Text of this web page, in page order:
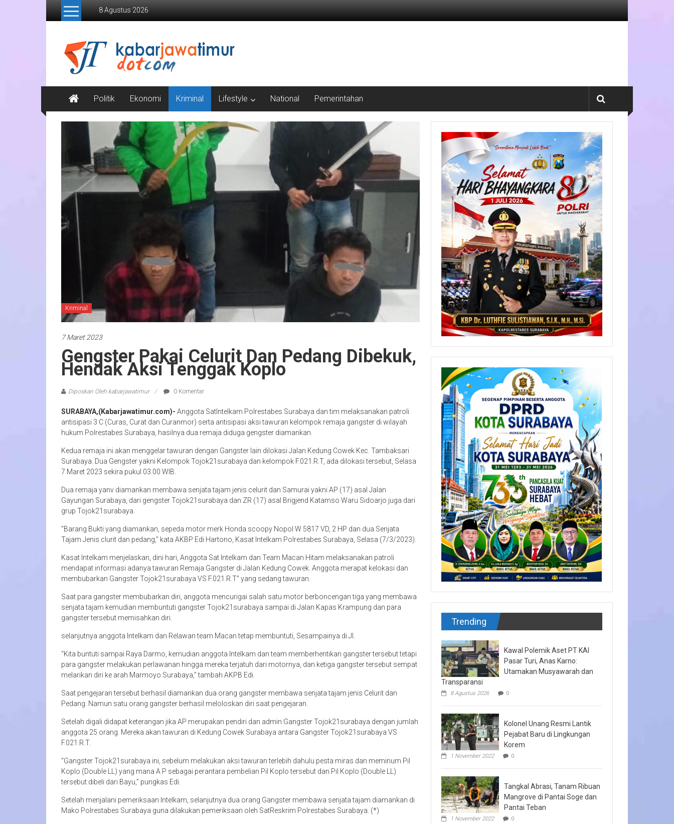
Lompat
8 Agustus 2026
Kabar
Jawa
Timur
Media
Online
Jawa
Politik Ekonomi Kriminal Lifestyle National Pemerintahan
Kriminal
7 Maret 2023
Gengster Pakai Celurit Dan Pedang Dibekuk,
Hendak Aksi Tenggak Koplo
Diposkan Oleh:kabarjawatimur 0 Komentar
SURABAYA,(Kabarjawatimur.com)- Anggota SatIntelkam Polrestabes Surabaya dan tim melaksanakan patroli
antisipasi 3 C (Curas, Curat dan Curanmor) serta antisipasi aksi tawuran kelompok remaja gangster di wilayah
hukum Polrestabes Surabaya, hasilnya dua remaja diduga gengster diamankan.
Kedua remaja ini akan menggelar tawuran dengan Gangster lain dilokasi Jalan Kedung Cowek Kec. Tambaksari
Surabaya. Dua Gengster yakni Kelompok Tojok21surabaya dan kelompok F.021.R.T, ada dilokasi tersebut, Selasa
7 Maret 2023 sekira pukul 03.00 WIB.
Dua remaja yanv diamankan membawa senjata tajam jenis celurit dan Samurai yakni AP (17) asal Jalan
Gayungan Surabaya, dari gengster Tojok21surabaya dan ZR (17) asal Brigjend Katamso Waru Sidoarjo juga dari
grup Tojok21surabaya.
“Barang Bukti yang diamankan, sepeda motor merk Honda scoopy Nopol W 5817 VD, 2 HP dan dua Senjata
Tajam Jenis clurit dan pedang,” kata AKBP Edi Hartono, Kasat Intelkam Polrestabes Surabaya, Selasa (7/3/2023).
Kasat Intelkam menjelaskan, dini hari, Anggota Sat Intelkam dan Team Macan Hitam melaksanakan patroli
mendapat informasi adanya tawuran Remaja Gangster di Jalan Kedung Cowek. Anggota merapat kelokasi dan
membubarkan Gangster Tojok21surabaya VS F.021.R.T” yang sedang tawuran.
Saat para gangster membubarkan diri, anggota mencurigai salah satu motor berboncengan tiga yang membawa
senjata tajam kemudian membuntuti gangster Tojok21surabaya sampai di Jalan Kapas Krampung dan para
gangster tersebut memisahkan diri.
selanjutnya anggota Intelkam dan Relawan team Macan tetap membuntuti, Sesampainya di Jl.
“Kita buntuti sampai Raya Darmo, kemudian anggota Intelkam dan team memberhentikan gangster tersebut tetapi
para gangster melakukan perlawanan hingga mereka terjatuh dari motornya, dan ketiga gangster tersebut sempat
melarikan diri ke arah Marmoyo Surabaya,” tambah AKPB Edi.
Saat pengejaran tersebut berhasil diamankan dua orang gangster membawa senjata tajam jenis Celurit dan
Pedang. Namun satu orang gangster berhasil meloloskan diri saat pengejaran.
Setelah digali didapat keterangan jika AP merupakan pendiri dan admin Gangster Tojok21surabaya dengan jumlah
anggota 25 orang. Mereka akan tawuran di Kedung Cowek Surabaya antara Gangster Tojok21surabaya VS
F.021.R.T.
“Gangster Tojok21surabaya ini, sebelum melakukan aksi tawuran terlebih dahulu pesta miras dan meminum Pil
Koplo (Double LL) yang mana A P sebagai perantara pembelian Pil Koplo tersebut dan Pil Koplo (Double LL)
tersebut dibeli dari Bayu,” pungkas Edi.
Setelah menjalani pemeriksaan Intelkam, selanjutnya dua orang Gangster membawa senjata tajam diamankan di
Mako Polrestabes Surabaya guna dilakukan pemeriksaan oleh SatReskrim Polrestabes Surabaya. (*)
Trending
Kawal Polemik Aset PT KAI
Pasar Turi, Anas Karno:
Utamakan Musyawarah dan
Transparansi
8 Agustus 2026 0
Kolonel Unang Resmi Lantik
Pejabat Baru di Lingkungan
Korem
1 November 2022 0
Tangkal Abrasi, Tanam Ribuan
Mangrove di Pantai Soge dan
Pantai Teban
1 November 2022 0